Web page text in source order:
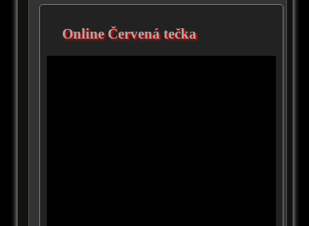
Online Červená tečka